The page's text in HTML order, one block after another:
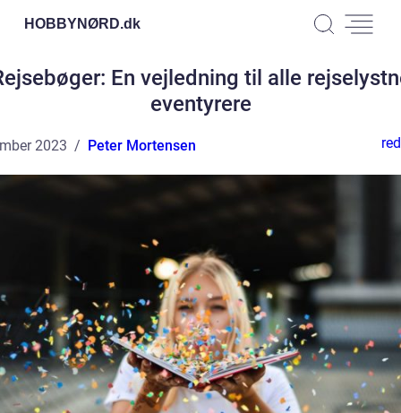
HOBBYNØRD.dk
En vejledning til alle
eventyrere
2023 Peter Mortensen